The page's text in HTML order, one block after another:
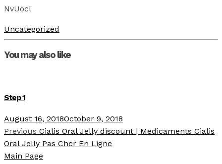
NvUocl
Uncategorized
You may also like
Step 1
August 16, 2018October 9, 2018
Previous Cialis Oral Jelly discount | Medicaments Cialis
Oral Jelly Pas Cher En Ligne
Main Page